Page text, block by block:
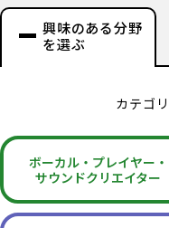
興味のある分野
を選ぶ
カテゴ
ボーカル・ プレイヤー・
サウンドクリエイター